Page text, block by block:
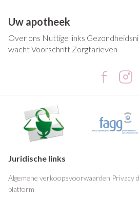
Uw apotheek
Over ons Nuttige links
wachtVoorschrift Zorgtarieven
Juridische links
Algemene verkoopsvoorwaarden Privacy
platform